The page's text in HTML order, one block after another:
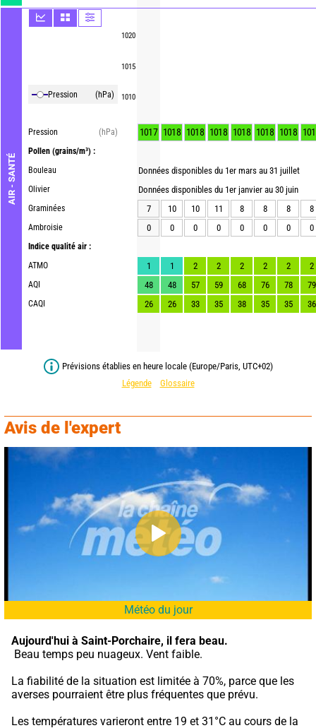
AIR - SANTÉ
Pression (hPa)
Pression
(hPa)
Pollen (grains/m³) :
Bouleau
Olivier
Graminées
Ambroisie
Indice qualité air :
ATMO
AQI
CAQI
1020
1015
1010
1017 1018 1018 1018 1018 1018 1018
Données disponibles du 1er mars au 31 juillet
Données disponibles du 1er janvier au 30 juin
7
10 10 11 8 8 8
8
0
0 0 0 0 0 0 0
1 1 2 2 2 2 2
2
48
48 57 59 68 76 78
79
26
26 33 35 38 35 35 36
Prévisions établies en heure locale (Europe/Paris, UTC+02)
Légende
Glossaire
Avis de l'expert
Météo du jour
Aujourd'hui à Saint-Porchaire, il fera beau.
Beau temps peu nuageux. Vent faible.
La fiabilité de la situation est limitée à 70%, parce que les
averses pourraient être plus fréquentes que prévu.
Les températures varieront entre 19 et 31°C au cours de la